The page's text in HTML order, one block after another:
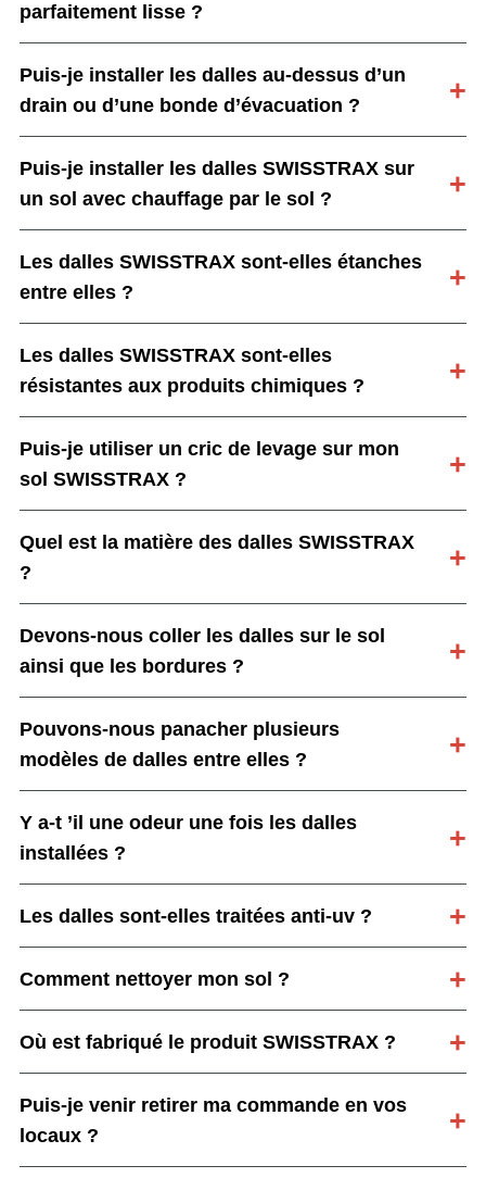
parfaitement lisse ?
Puis-je installer les dalles au-dessus d’un
drain ou d’une bonde d’évacuation ?
Puis-je installer les dalles SWISSTRAX sur
un sol avec chauffage par le sol ?
Les dalles SWISSTRAX sont-elles étanches
entre elles ?
Les dalles SWISSTRAX sont-elles
résistantes aux produits chimiques ?
Puis-je utiliser un cric de levage sur mon
sol SWISSTRAX ?
Quel est la matière des dalles SWISSTRAX
?
Devons-nous coller les dalles sur le sol
ainsi que les bordures ?
Pouvons-nous panacher plusieurs
modèles de dalles entre elles ?
Y a-t ’il une odeur une fois les dalles
installées ?
Les dalles sont-elles traitées anti-uv ?
Comment nettoyer mon sol ?
Où est fabriqué le produit SWISSTRAX ?
Puis-je venir retirer ma commande en vos
locaux ?